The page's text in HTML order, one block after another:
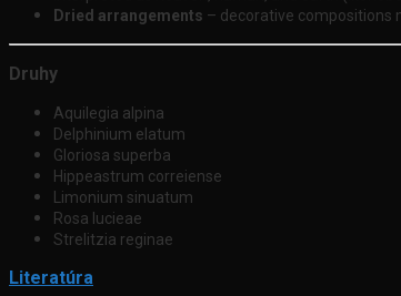
Dried arrangements – decorative compositions
Druhy
Aquilegia alpina
Delphinium elatum
Gloriosa superba
Hippeastrum correiense
Limonium sinuatum
Rosa lucieae
Strelitzia reginae
Literatúra